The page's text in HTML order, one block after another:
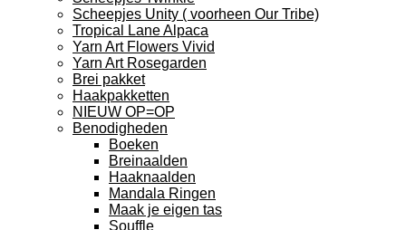
Scheepjes Unity ( voorheen Our Tribe)
Tropical Lane Alpaca
Yarn Art Flowers Vivid
Yarn Art Rosegarden
Brei pakket
Haakpakketten
NIEUW OP=OP
Benodigheden
Boeken
Breinaalden
Haaknaalden
Mandala Ringen
Maak je eigen tas
Souffle